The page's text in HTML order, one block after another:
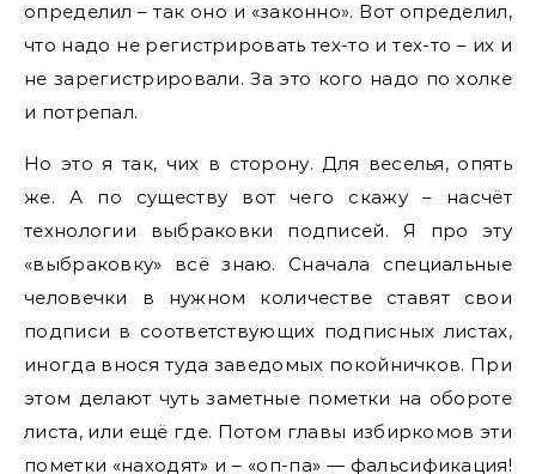
определил – так оно и «законно». Вот определил,
что надо не регистрировать тех-то и тех-то – их и
не зарегистрировали. За это кого надо по холке
и потрепал.
Но это я так, чих в сторону. Для веселья, опять
же. А по существу вот чего скажу – насчёт
технологии выбраковки подписей. Я про эту
«выбраковку» всё знаю. Сначала специальные
человечки в нужном количестве ставят свои
подписи в соответствующих подписных листах,
иногда внося туда заведомых покойничков. При
этом делают чуть заметные пометки на обороте
листа, или ещё где. Потом главы избиркомов эти
пометки «находят» и – «оп-па» — фальсификация!